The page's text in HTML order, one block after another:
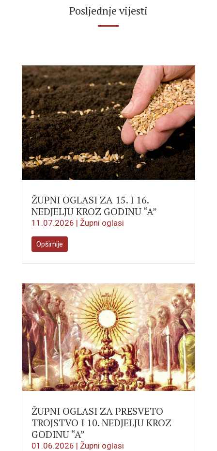
Posljednje vijesti
ŽUPNI OGLASI ZA 15. I 16.
NEDJELJU KROZ GODINU “A”
11.07.2026 | Župni oglasi
Opširnije
ŽUPNI OGLASI ZA PRESVETO
TROJSTVO I 10. NEDJELJU KROZ
GODINU “A”
01.06.2026 | Župni oglasi